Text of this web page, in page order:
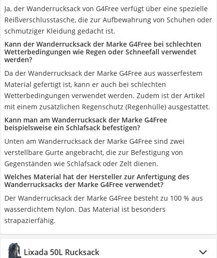
Ja, der Wanderrucksack von G4Free verfügt über eine spezielle
Reißverschlusstasche, die zur Aufbewahrung von Schuhen oder
schmutziger Kleidung gedacht ist.
Kann der Wanderrucksack der Marke G4Free bei schlechten
Wetterbedingungen wie Regen oder Schneefall verwendet
werden?
Da der Wanderrucksack der Marke G4Free aus wasserfestem
Material gefertigt ist, kann er auch bei schlechten
Wetterbedingungen verwendet werden. Zudem ist der Artikel
mit einem zusätzlichen Regenschutz (Regenhülle) ausgestattet.
Kann man am Wanderrucksack der Marke G4Free
beispielsweise ein Schlafsack befestigen?
Unten am Wanderrucksack der Marke G4Free sind zwei
verstellbare Gurte angebracht, die zur Befestigung von
Gegenständen wie Schlafsack oder Zelt dienen.
Welches Material hat der Hersteller zur Anfertigung des
Wanderrucksacks der Marke G4Free verwendet?
Der Wanderrucksack der Marke G4Free besteht zu 100 % aus
wasserdichtem Nylon. Das Material ist besonders
strapazierfähig.
Lixada 50L Rucksack